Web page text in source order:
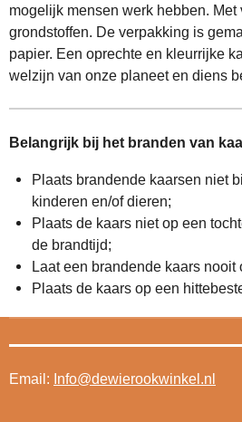
mogelijk mensen werk hebben.
grondstoffen. De verpakking is
papier. Een oprechte en kleurrijke
welzijn van onze planeet en diens
Belangrijk bij het branden van
Plaats brandende kaarsen niet
kinderen en/of dieren;
Plaats de kaars niet op een
de brandtijd;
Laat een brandende kaars nooit
Plaats de kaars op een
Email: Info@dewierookwinkel.nl